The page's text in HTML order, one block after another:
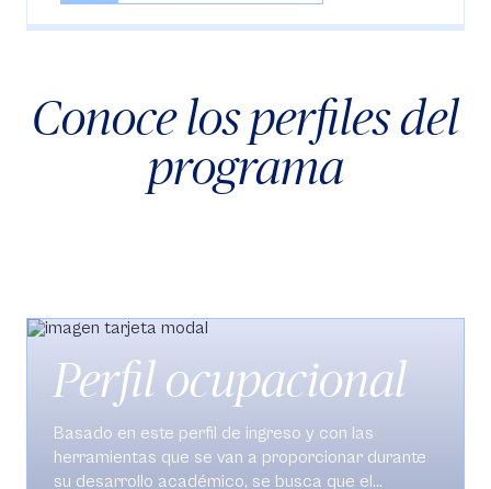
Conoce los perfiles del
programa
Perfil ocupacional
Basado en este perfil de ingreso y con las
herramientas que se van a proporcionar durante
su desarrollo académico, se busca que el